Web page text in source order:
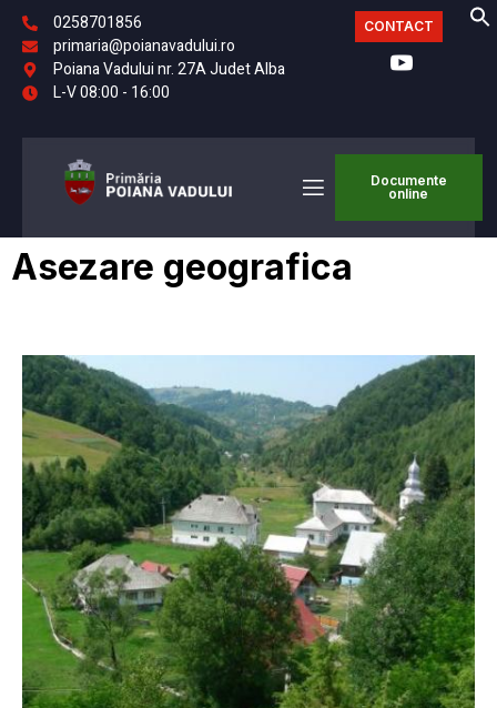
0258701856
primaria@poianavadului.ro
Poiana Vadului nr. 27A Judet Alba
L-V 08:00 - 16:00
CONTACT
Documente
online
Asezare geografica